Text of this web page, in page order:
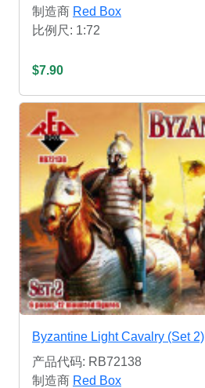
制造商 Red Box
比例尺: 1:72
$7.90
Byzantine Light Cavalry (Set 2)
产品代码: RB72138
制造商 Red Box